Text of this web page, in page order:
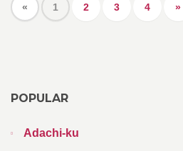
« 1 2 3 4 »
POPULAR
Adachi-ku